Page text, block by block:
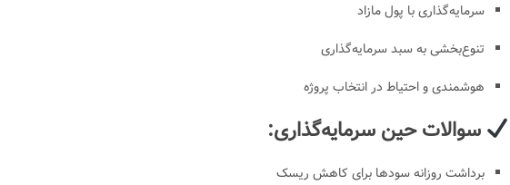
سرمایه‌گذاری با پول مازاد
تنوع‌بخشی به سبد سرمایه‌گذاری
هوشمندی و احتیاط در انتخاب پروژه
سوالات حین سرمایه‌گذاری:
برداشت روزانه سودها برای کاهش ریسک